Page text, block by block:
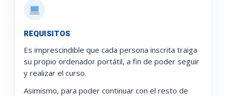
REQUISITOS
Es imprescindible que cada persona inscrita traiga
su propio ordenador portátil, a fin de poder seguir
y realizar el curso.
Asimismo, para poder continuar con el resto de